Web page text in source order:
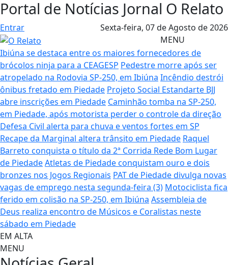
Portal de Notícias Jornal O Relato
Entrar Sexta-feira, 07 de Agosto de 2026
MENU
Ibiúna se destaca entre os maiores fornecedores de
brócolos ninja para a CEAGESP Pedestre morre após ser
atropelado na Rodovia SP-250, em Ibiúna Incêndio destrói
ônibus fretado em Piedade Projeto Social Estandarte BJJ
abre inscrições em Piedade Caminhão tomba na SP-250,
em Piedade, após motorista perder o controle da direção
Defesa Civil alerta para chuva e ventos fortes em SP
Recape da Marginal altera trânsito em Piedade Raquel
Barreto conquista o título da 2ª Corrida Rede Bom Lugar
de PiedadeAtletas de Piedade conquistam ouro e dois
bronzes nos Jogos Regionais PAT de Piedade divulga novas
vagas de emprego nesta segunda-feira (3) Motociclista fica
ferido em colisão na SP-250, em Ibiúna Assembleia de
Deus realiza encontro de Músicos e Coralistas neste
sábado em Piedade
EM ALTA
MENU